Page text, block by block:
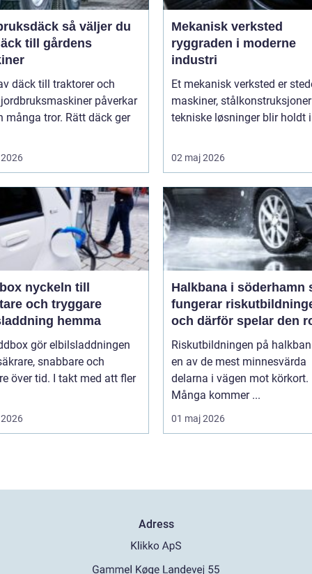
så väljer du
till gårdens
däck till traktorer och
påverkar
många tror. Rätt däck ger
Mekanisk verksted
ryggraden i moderne
industri
Et mekanisk verksted er
maskiner,
tekniske løsninger blir holdt
02 maj 2026
till
och tryggare
hemma
gör elbilsladdningen
snabbare och
över tid. I takt med att fler
Halkbana i söderhamn så
fungerar
och därför spelar den
Riskutbildningen på
en av de mest minnesvärda
delarna i vägen mot körkort.
Många kommer ...
01 maj 2026
Adress